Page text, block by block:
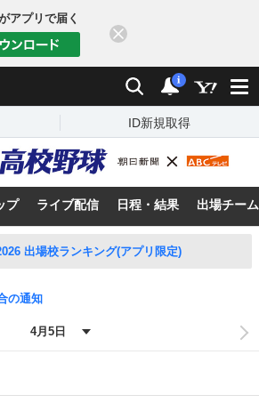
アプリで届く
検索 通知
i
ID新規取得
プ ライブ配信 日程・結果 出場チーム
出場校ランキング(アプリ限定)
の通知